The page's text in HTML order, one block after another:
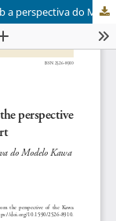
Avaliação da obesidade em adolescentes sob a perspectiva do Modelo Kawa (Rio): um relato de caso